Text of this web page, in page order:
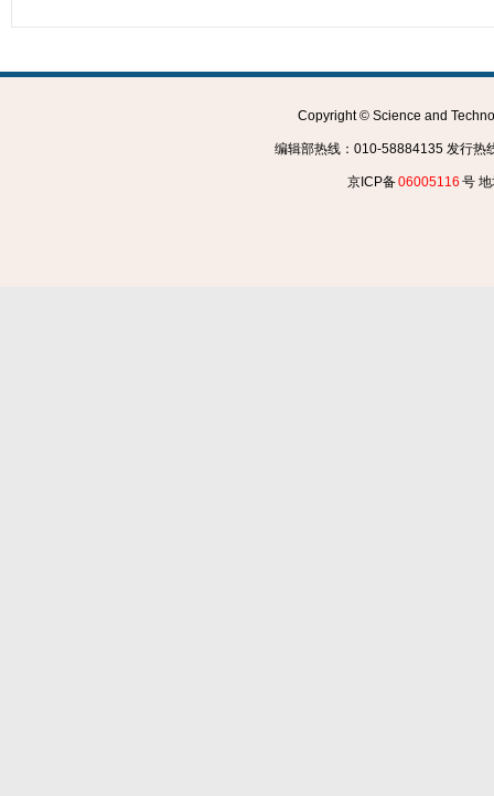
Copyright © Science and
编辑部热线：010-58884135 发行
京ICP备06005116 号